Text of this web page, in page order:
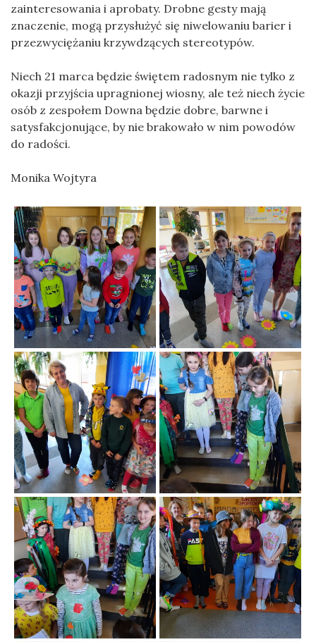
zainteresowania i aprobaty. Drobne gesty mają
znaczenie, mogą przysłużyć się niwelowaniu barier i
przezwyciężaniu krzywdzących stereotypów.
Niech 21 marca będzie świętem radosnym nie tylko z
okazji przyjścia upragnionej wiosny, ale też niech życie
osób z zespołem Downa będzie dobre, barwne i
satysfakcjonujące, by nie brakowało w nim powodów
do radości.
Monika Wojtyra